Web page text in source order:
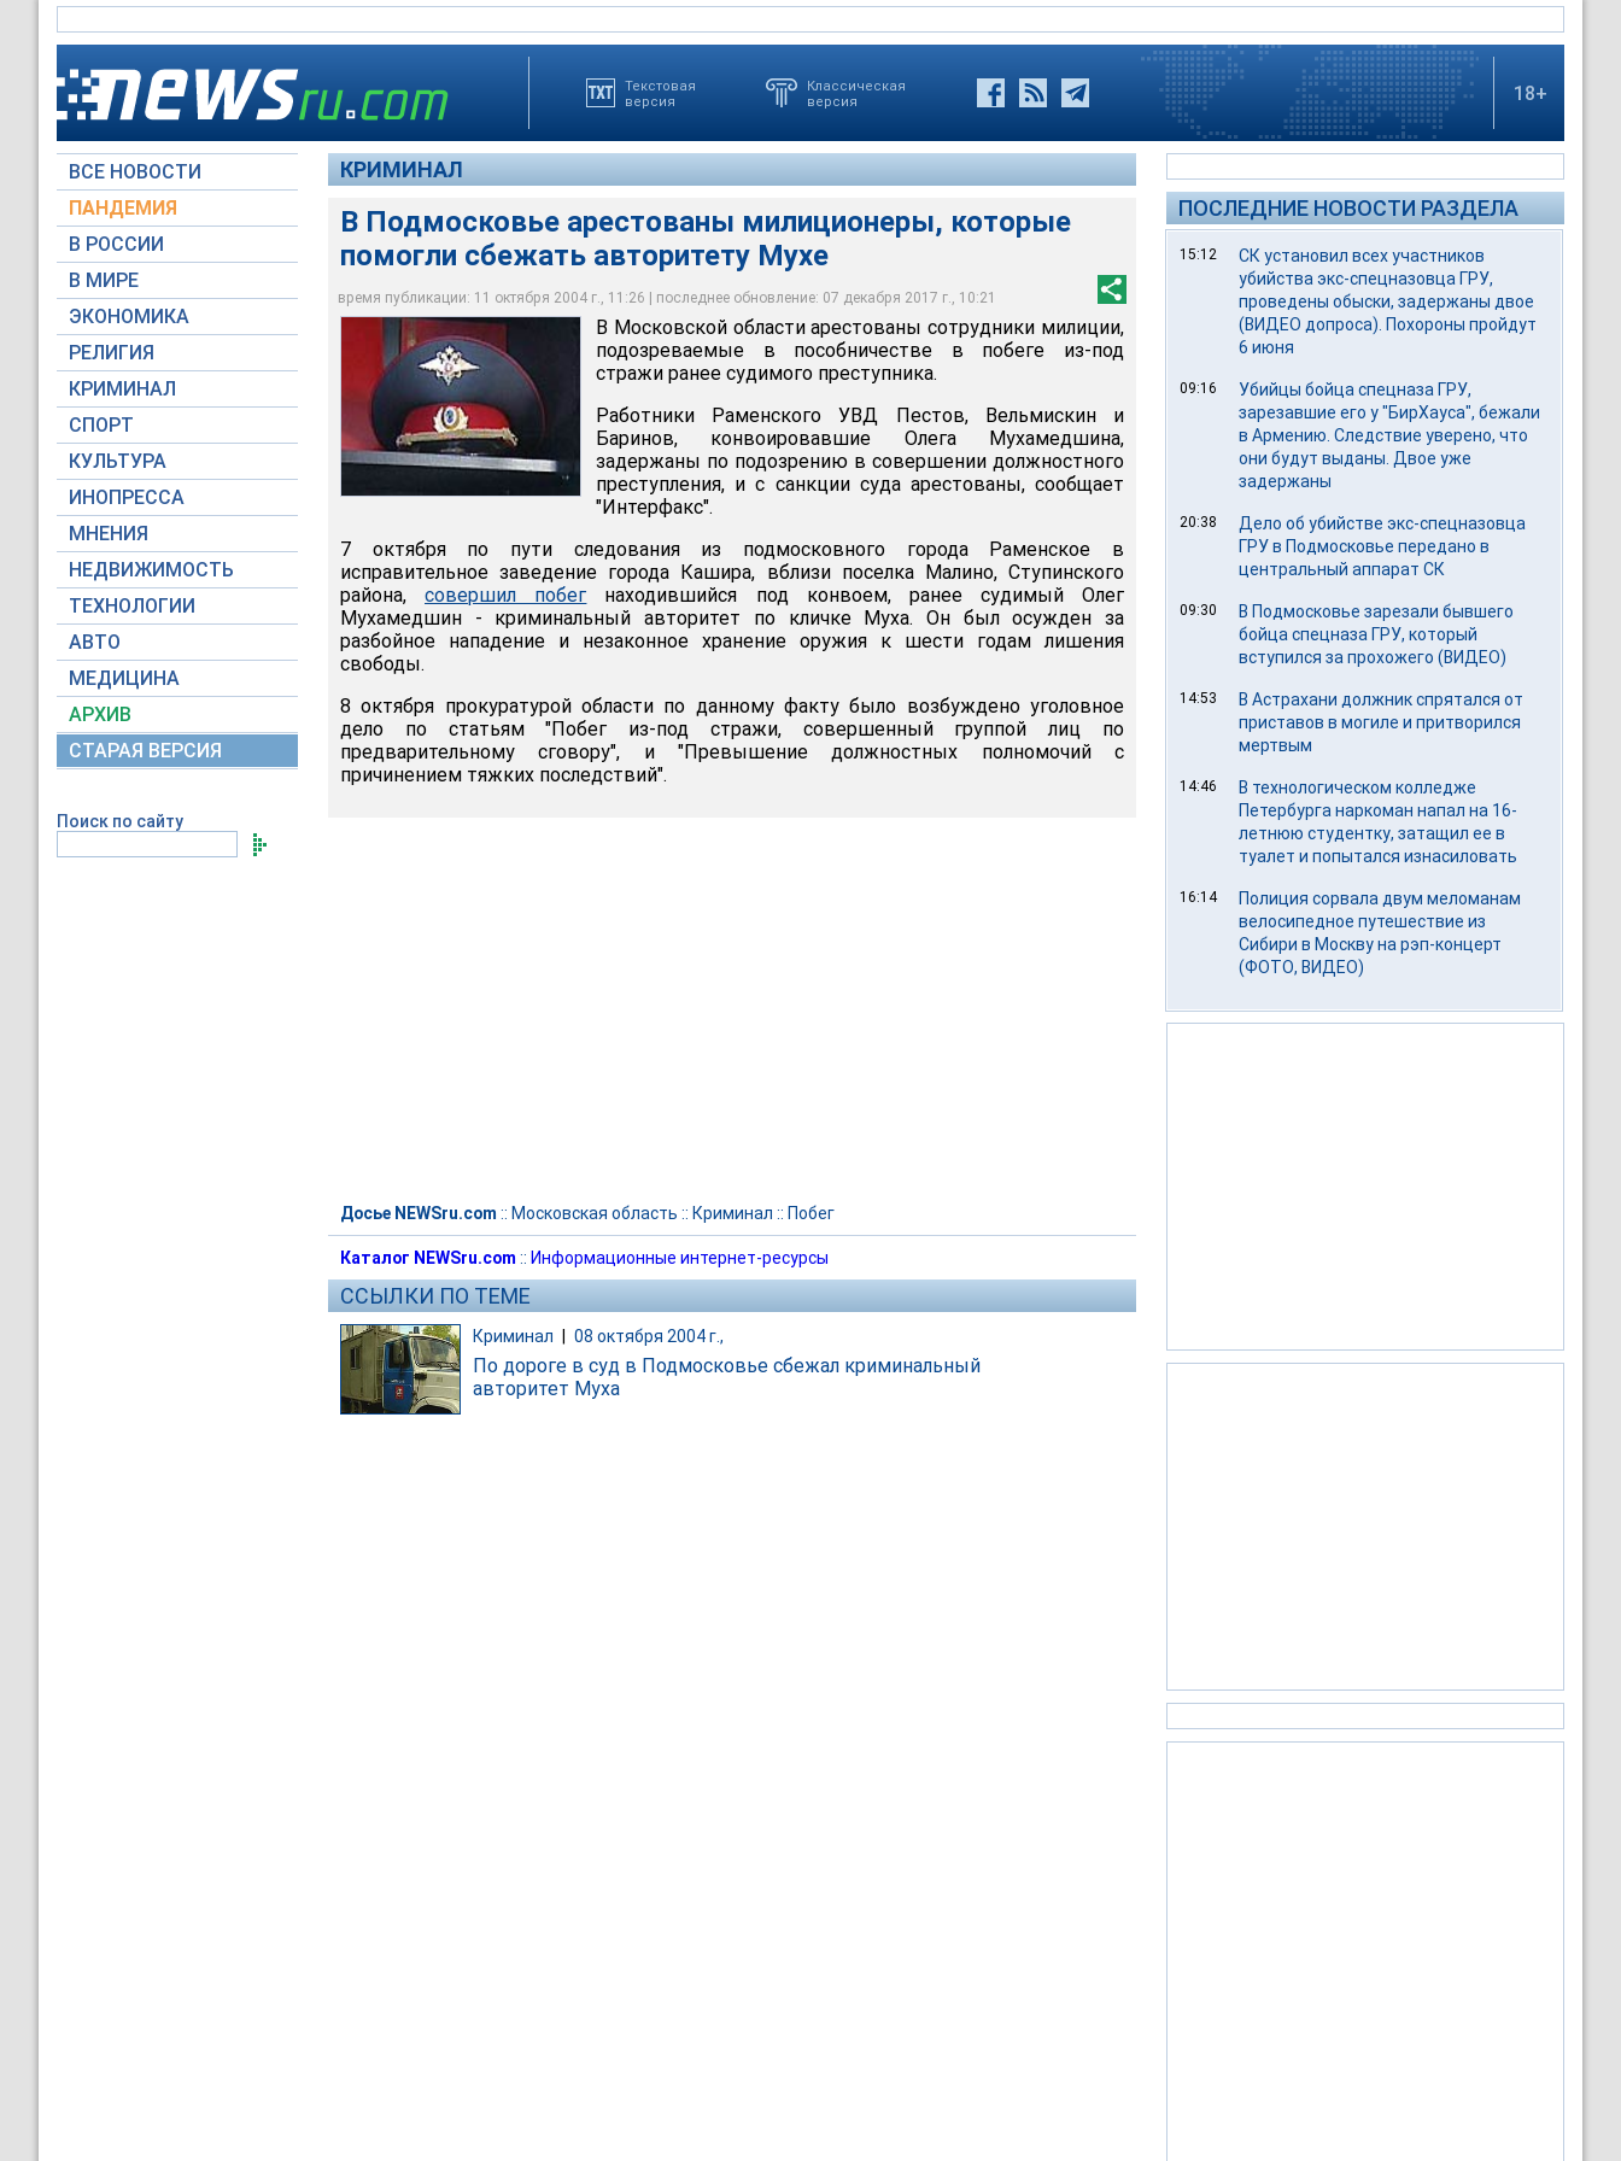
Текстовая
версия
Классическая
версия
18+
ВСЕ НОВОСТИ
ПАНДЕМИЯ
В РОССИИ
В МИРЕ
ЭКОНОМИКА
РЕЛИГИЯ
КРИМИНАЛ
СПОРТ
КУЛЬТУРА
ИНОПРЕССА
МНЕНИЯ
НЕДВИЖИМОСТЬ
ТЕХНОЛОГИИ
АВТО
МЕДИЦИНА
АРХИВ
СТАРАЯ ВЕРСИЯ
Поиск по сайту
КРИМИНАЛ
В Подмосковье арестованы милиционеры, которые
помогли сбежать авторитету Мухе
время публикации: 11 октября 2004 г., 11:26 | последнее обновление: 07 декабря 2017 г., 10:21
В Подмосковье арестованы милиционеры, которые помогли сбежать авторитету
Мухе
Архив NEWSru.com
В Московской области арестованы сотрудники милиции,
подозреваемые в пособничестве в побеге из-под
стражи ранее судимого преступника.
Работники Раменского УВД Пестов, Вельмискин и
Баринов, конвоировавшие Олега Мухамедшина,
задержаны по подозрению в совершении должностного
преступления, и с санкции суда арестованы, сообщает
"Интерфакс".
7 октября по пути следования из подмосковного города Раменское в
исправительное заведение города Кашира, вблизи поселка Малино, Ступинского
района,совершил побег находившийся под конвоем, ранее судимый Олег
Мухамедшин - криминальный авторитет по кличке Муха. Он был осужден за
разбойное нападение и незаконное хранение оружия к шести годам лишения
свободы.
8 октября прокуратурой области по данному факту было возбуждено уголовное
дело по статьям "Побег из-под стражи, совершенный группой лиц по
предварительному сговору", и "Превышение должностных полномочий с
причинением тяжких последствий".
Досье NEWSru.com :: Московская область :: Криминал :: Побег
Каталог NEWSru.com :: Информационные интернет-ресурсы
ССЫЛКИ ПО ТЕМЕ
Криминал 08 октября 2004 г.,
По дороге в суд в Подмосковье сбежал криминальный
авторитет Муха
ПОСЛЕДНИЕ НОВОСТИ РАЗДЕЛА
15:12
СК установил всех участников
убийства экс-спецназовца ГРУ,
проведены обыски, задержаны двое
(ВИДЕО допроса). Похороны пройдут
6 июня
09:16
Убийцы бойца спецназа ГРУ,
зарезавшие его у "БирХауса", бежали
в Армению. Следствие уверено, что
они будут выданы. Двое уже
задержаны
20:38
Дело об убийстве экс-спецназовца
ГРУ в Подмосковье передано в
центральный аппарат СК
09:30
В Подмосковье зарезали бывшего
бойца спецназа ГРУ, который
вступился за прохожего (ВИДЕО)
14:53
В Астрахани должник спрятался от
приставов в могиле и притворился
мертвым
14:46
В технологическом колледже
Петербурга наркоман напал на 16-
летнюю студентку, затащил ее в
туалет и попытался изнасиловать
16:14
Полиция сорвала двум меломанам
велосипедное путешествие из
Сибири в Москву на рэп-концерт
(ФОТО, ВИДЕО)